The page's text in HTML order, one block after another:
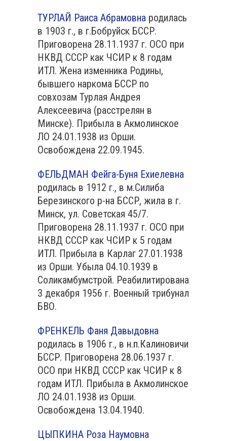
ТУРЛАЙ Раиса Абрамовна родилась
в 1903 г., в г.Бобруйск БССР.
Приговорена 28.11.1937 г. ОСО при
НКВД СССР как ЧСИР к 8 годам
ИТЛ. Жена изменника Родины,
бывшего наркома БССР по
совхозам Турлая Андрея
Алексеевича (расстрелян в
Минске). Прибыла в Акмолинское
ЛО 24.01.1938 из Орши.
Освобождена 22.09.1945.
ФЕЛЬДМАН Фейга-Буня Ехиелевна
родилась в 1912 г., в м.Силиба
Березинского р-на БССР, жила в г.
Минск, ул. Советская 45/7.
Приговорена 28.11.1937 г. ОСО при
НКВД СССР как ЧСИР к 5 годам
ИТЛ. Прибыла в Карлаг 27.01.1938
из Орши. Убыла 04.10.1939 в
Соликамбумстрой. Реабилитирована
3 декабря 1956 г. Военный трибунал
БВО.
ФРЕНКЕЛЬ Фаня Давыдовна
родилась в 1906 г., в н.п.Калиновичи
БССР. Приговорена 28.06.1937 г.
ОСО при НКВД СССР как ЧСИР к 8
годам ИТЛ. Прибыла в Акмолинское
ЛО 24.01.1938 из Орши.
Освобождена 13.04.1940.
ЦЫПКИНА Роза Наумовна